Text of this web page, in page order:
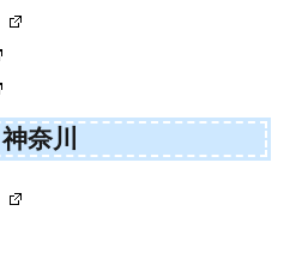
神奈川